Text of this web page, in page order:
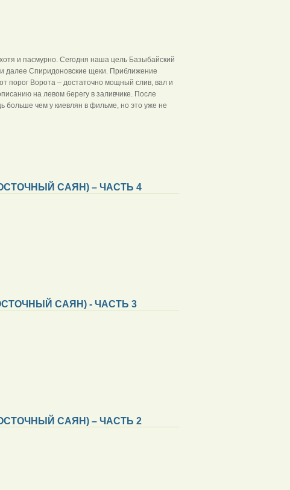
и пасмурно. Сегодня наша цель Базыбайский
далее Спиридоновские щеки. Приближение
порог Ворота – достаточно мощный слив, вал и
на левом берегу в заливчике. После
больше чем у киевлян в фильме, но это уже не
САЯН) – ЧАСТЬ 4
САЯН) - ЧАСТЬ 3
САЯН) – ЧАСТЬ 2